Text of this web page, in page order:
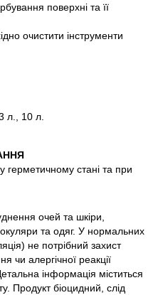
поверхні та її
очистити інструменти
л., 10 л.
герметичному стані та при
очей та шкіри,
та одяг. У нормальних
не потрібний захист
чи алергічної реакції
інформація міститься
Продукт біоцидний, слід